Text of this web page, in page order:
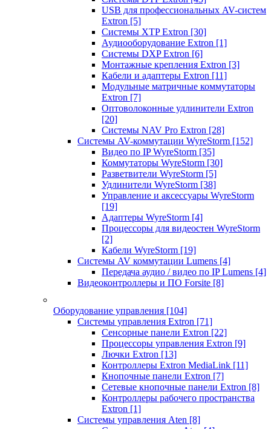
USB для профессиональных AV-систем
Extron [5]
Системы XTP Extron [30]
Аудиооборудование Extron [1]
Системы DXP Extron [6]
Монтажные крепления Extron [3]
Кабели и адаптеры Extron [11]
Модульные матричные коммутаторы
Extron [7]
Оптоволоконные удлинители Extron
[20]
Системы NAV Pro Extron [28]
Системы AV-коммутации WyreStorm [152]
Видео по IP WyreStorm [35]
Коммутаторы WyreStorm [30]
Разветвители WyreStorm [5]
Удлинители WyreStorm [38]
Управление и аксессуары WyreStorm
[19]
Адаптеры WyreStorm [4]
Процессоры для видеостен WyreStorm
[2]
Кабели WyreStorm [19]
Системы AV коммутации Lumens [4]
Передача аудио / видео по IP Lumens [4]
Видеоконтроллеры и ПО Forsite [8]
Оборудование управления [104]
Системы управления Extron [71]
Сенсорные панели Extron [22]
Процессоры управления Extron [9]
Лючки Extron [13]
Контроллеры Extron MediaLink [11]
Кнопочные панели Extron [7]
Сетевые кнопочные панели Extron [8]
Контроллеры рабочего пространства
Extron [1]
Системы управления Aten [8]